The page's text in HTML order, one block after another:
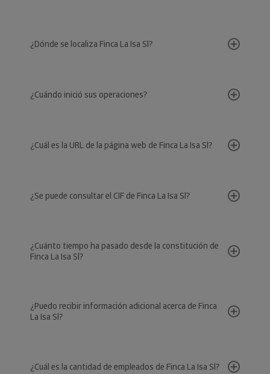
¿Dónde se localiza Finca La Isa Sl?
¿Cuándo inició sus operaciones?
¿Cuál es la URL de la página web de Finca La Isa Sl?
¿Se puede consultar el CIF de Finca La Isa Sl?
¿Cuánto tiempo ha pasado desde la constitución de
Finca La Isa Sl?
¿Puedo recibir información adicional acerca de Finca
La Isa Sl?
¿Cuál es la cantidad de empleados de Finca La Isa Sl?